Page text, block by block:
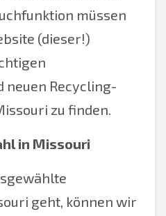
müssen
(dieser!)
Recycling-
zu finden.
in Missouri
geht, können wir